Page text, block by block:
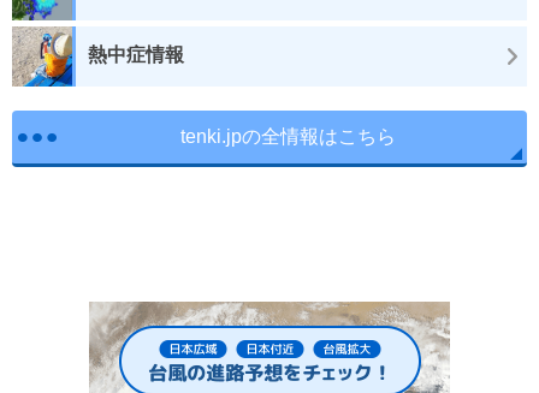
熱中症情報
tenki.jpの全情報はこちら